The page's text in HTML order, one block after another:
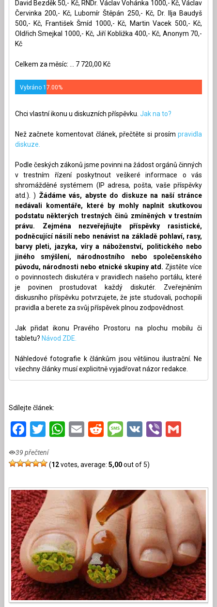
David Bezděk 50,- Kč, RNDr. Václav Vohánka 1000,- Kč, Václav
Červinka 200,- Kč, Lubomír Štěpán 250,- Kč, Dr. Ilja Baudyš
500,- Kč, František Šmíd 1000,- Kč, Martin Vacek 500,- Kč,
Oldřich Smejkal 1000,- Kč, Jiří Kobližka 400,- Kč, Anonym 70,-
Kč
Celkem za měsíc: ... 7 720,00 Kč
Vybráno 17.00%
Chci vlastní ikonu u diskuzních příspěvku. Jak na to?
Než začnete komentovat článek, přečtěte si prosímpravidla
diskuze.
Podle českých zákonů jsme povinni na žádost orgánů činných
v trestním řízení poskytnout veškeré informace o vás
shromážděné systémem (IP adresa, pošta, vaše příspěvky
atd.). ) Žádáme vás, abyste do diskuze na naší stránce
nedávali komentáře, které by mohly naplnit skutkovou
podstatu některých trestných činů zmíněných v trestním
právu. Zejména nezveřejňujte příspěvky rasistické,
podněcující násilí nebo nenávist na základě pohlaví, rasy,
barvy pleti, jazyka, víry a náboženství, politického nebo
jiného smýšlení, národnostního nebo společenského
původu, národnosti nebo etnické skupiny atd. Zjistěte více
o povinnostech diskutéra v pravidlech našeho portálu, které
je povinen prostudovat každý diskutér. Zveřejněním
diskusního příspěvku potvrzujete, že jste studovali, pochopili
pravidla a berete za svůj příspěvek plnou zodpovědnost.
Jak přidat ikonu Pravého Prostoru na plochu mobilu či
tabletu? Návod ZDE.
Náhledové fotografie k článkům jsou většinou ilustrační. Ne
všechny články musí explicitně vyjadřovat názor redakce.
Sdílejte článek:
Facebook
Twitter
WhatsApp
EmailRedditMessage
VKViber
39 přečtení
(12votes, average: 5,00out of 5)